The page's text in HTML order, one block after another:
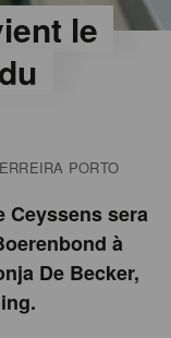
le
PORTO
Ceyssens sera
à
De Becker,